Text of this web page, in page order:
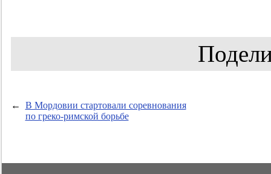
←
В Мордовии стартовали соревнования
по греко-римской борьбе